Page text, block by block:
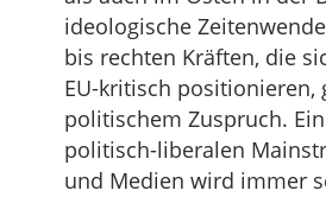
ideologische
bis rechten Kräften, die
EU-kritisch positionieren,
politischem Zuspruch.
politisch-liberalen
und Medien wird immer